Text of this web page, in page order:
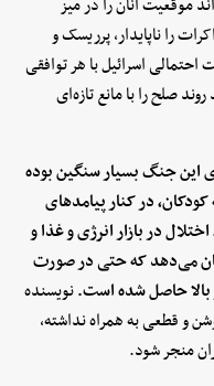
موقعیت آنان را در میز
را ناپایدار، پرریسک و
اسرائیل با هر توافقی
صلح را با مانع تازه‌ای
این جنگ بسیار سنگین بوده
نفر، از جمله کودکان، در کنار پیامدهای
در بازار انرژی و غذا و
می‌دهد که حتی در صورت
بالا حاصل شده است.نویسنده
و قطعی به همراه نداشته،
منجر شود.